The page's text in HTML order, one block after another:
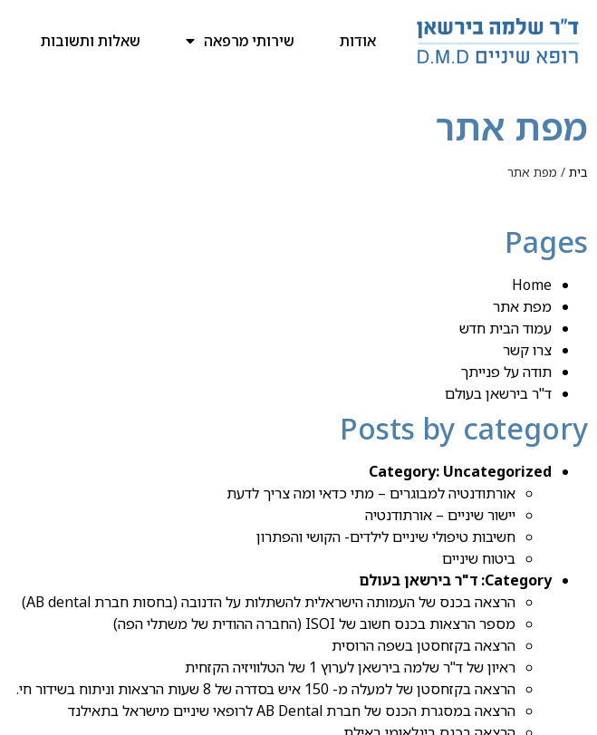
אודות שירותי מרפאה שאלות ותשובות
מפת אתר
בית / מפת אתר
Pages
Home
מפת אתר
עמוד הבית חדש
צרו קשר
תודה על פנייתך
ד"ר בירשאן בעולם
Posts by category
Category: Uncategorized
אורתודנטיה למבוגרים – מתי כדאי ומה צריך לדעת
יישור שיניים – אורתודנטיה
חשיבות טיפולי שיניים לילדים- הקושי והפתרון
ביטוח שיניים
Category: ד"ר בירשאן בעולם
הרצאה בכנס של העמותה הישראלית להשתלות על הדנובה (בחסות חברת AB dental)
מספר הרצאות בכנס חשוב של ISOI (החברה ההודית של משתלי הפה)
הרצאה בקזחסטן בשפה הרוסית
ראיון של ד"ר שלמה בירשאן לערוץ 1 של הטלוויזיה הקזחית
הרצאה בקזחסטן של למעלה מ- 150 איש בסדרה של 8 שעות הרצאות וניתוח בשידור חי.
הרצאה במסגרת הכנס של חברת AB Dental לרופאי שיניים מישראל בתאילנד